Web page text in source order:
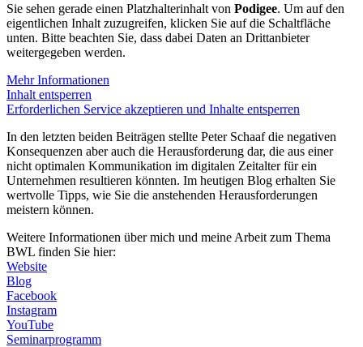
Sie sehen gerade einen Platzhalterinhalt von Podigee. Um auf den
eigentlichen Inhalt zuzugreifen, klicken Sie auf die Schaltfläche
unten. Bitte beachten Sie, dass dabei Daten an Drittanbieter
weitergegeben werden.
Mehr Informationen
Inhalt entsperren
Erforderlichen Service akzeptieren und Inhalte entsperren
In den letzten beiden Beiträgen stellte Peter Schaaf die negativen
Konsequenzen aber auch die Herausforderung dar, die aus einer
nicht optimalen Kommunikation im digitalen Zeitalter für ein
Unternehmen resultieren könnten. Im heutigen Blog erhalten Sie
wertvolle Tipps, wie Sie die anstehenden Herausforderungen
meistern können.
Weitere Informationen über mich und meine Arbeit zum Thema
BWL finden Sie hier:
Website
Blog
Facebook
Instagram
YouTube
Seminarprogramm